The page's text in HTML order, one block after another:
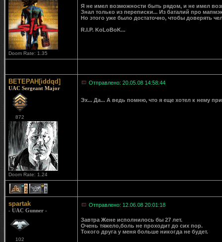
Doom Rate: 1.35
Я не имел возможности быть рядом, и не имел
Знал только из переписки... Из баталий про
Но этого уже было достаточно, чтобы доверять
R.I.P. KoLoBoK...
BETEPAH[iddqd]
UAC Sergeant Major
872
Doom Rate: 1.24
Отправлено: 20.05.08 14:58:44
Эх... Да... А ведь помню, что я еще хотел к нему
2 1
spartak
- UAC Gunner -
102
Отправлено: 12.06.08 20:01:18
Завтра Жене исполнилось бы 27 лет.
Очень тяжело,боль не проходит до сих пор.
Токого друга у меня больше никогда не будет.